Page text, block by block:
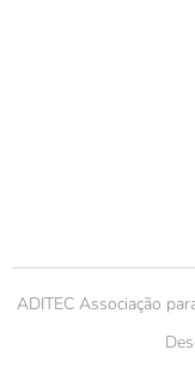
ADITEC Associação